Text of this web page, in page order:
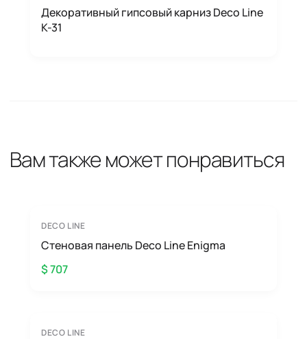
Декоративный гипсовый карниз Deco Line
K-31
Вам также может понравиться
DECO LINE
Стеновая панель Deco Line Enigma
$ 707
DECO LINE